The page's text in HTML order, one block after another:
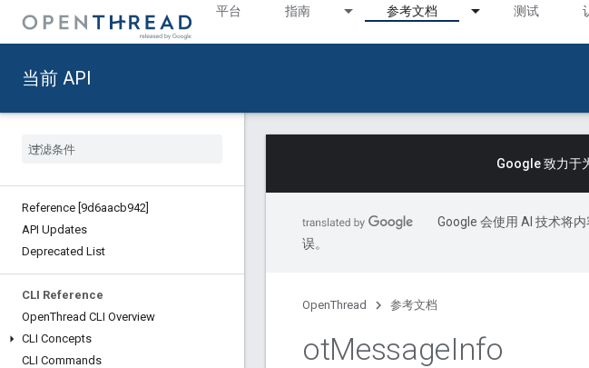
平台 指南 参考文档 测试
当前 API
Reference [9d6aacb942]
API Updates
Deprecated List
CLI Reference
OpenThread CLI Overview
CLI Concepts
CLI Commands
Google 致力于
Google 会使用 AI 技术将
误。
OpenThread 参考文档
otMessageInfo